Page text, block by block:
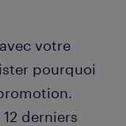
votre
pourquoi
derniers